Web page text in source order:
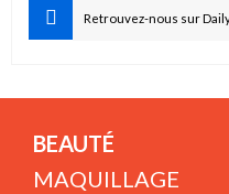
Retrouvez-nous sur
BEAUTÉ
MAQUILLAGE